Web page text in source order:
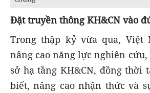
Đặt truyền thông KH&CN vào
Trong thập kỷ vừa qua, Việt
nâng cao năng lực nghiên
sở hạ tầng KH&CN, đồng thời
biết, nâng cao nhận thức và